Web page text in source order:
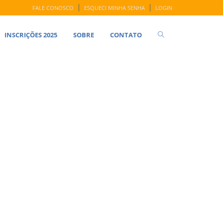
FALE CONOSCO ESQUECI MINHA SENHA LOGIN
INSCRIÇÕES 2025 SOBRE CONTATO